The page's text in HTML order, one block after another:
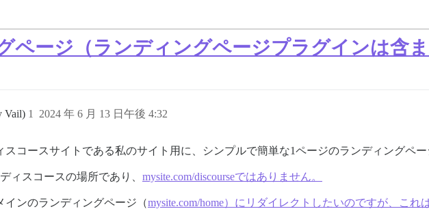
ページ（ランディングページプラグインは含ま
Vail) 2024 年 6 月 13 日午後 4:32
1
スコースサイトである私のサイト用に、シンプルで簡単な1ページのランディングペー
ィスコースの場所であり、 mysite.com/discourseではありません。
インのランディングページ（mysite.com/home）にリダイレクトしたいのですが、こ